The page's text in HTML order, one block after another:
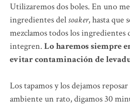
Utilizaremos dos boles. En uno
ingredientes delsoaker, hasta que
mezclamos todos los ingredientes
integren. Lo haremos siempre
evitar contaminación de
Los tapamos y los dejamos
ambiente un rato, digamos 30